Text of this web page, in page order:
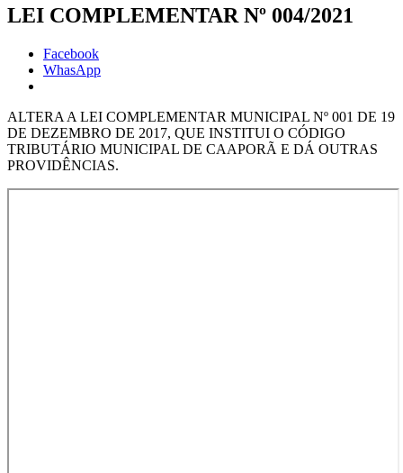
LEI COMPLEMENTAR Nº 004/2021
Facebook
WhasApp
ALTERA A LEI COMPLEMENTAR MUNICIPAL Nº 001 DE 19
DE DEZEMBRO DE 2017, QUE INSTITUI O CÓDIGO
TRIBUTÁRIO MUNICIPAL DE CAAPORÃ E DÁ OUTRAS
PROVIDÊNCIAS.